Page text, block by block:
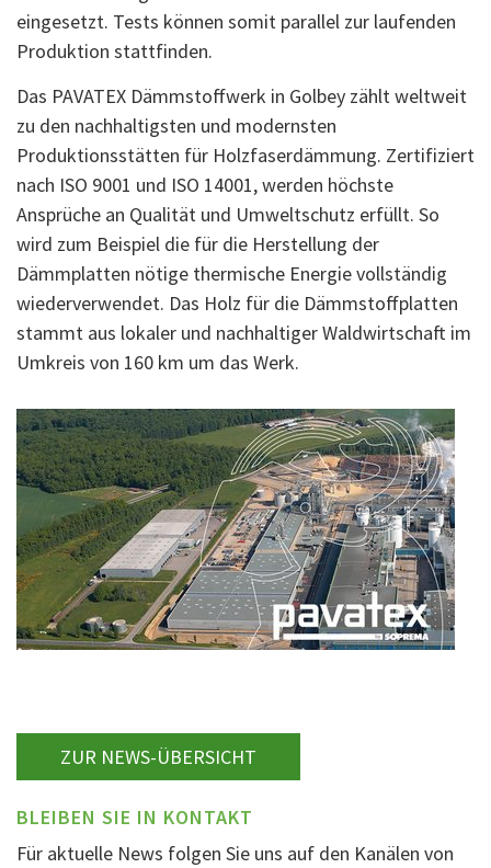
eingesetzt. Tests können somit parallel zur laufenden
Produktion stattfinden.
Das PAVATEX Dämmstoffwerk in Golbey zählt weltweit
zu den nachhaltigsten und modernsten
Produktionsstätten für Holzfaserdämmung. Zertifiziert
nach ISO 9001 und ISO 14001, werden höchste
Ansprüche an Qualität und Umweltschutz erfüllt. So
wird zum Beispiel die für die Herstellung der
Dämmplatten nötige thermische Energie vollständig
wiederverwendet. Das Holz für die Dämmstoffplatten
stammt aus lokaler und nachhaltiger Waldwirtschaft im
Umkreis von 160 km um das Werk.
ZUR NEWS-ÜBERSICHT
BLEIBEN SIE IN KONTAKT
Für aktuelle News folgen Sie uns auf den Kanälen von